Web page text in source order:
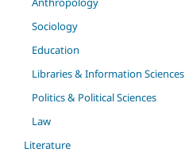
Sociology
Education
Libraries & Information Sciences
Politics & Political Sciences
Law
Literature